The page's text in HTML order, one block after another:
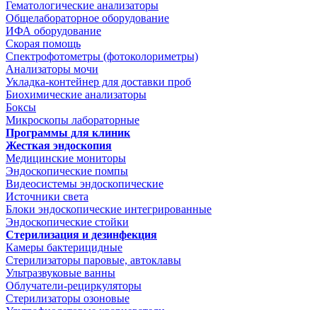
Гематологические анализаторы
Общелабораторное оборудование
ИФА оборудование
Скорая помощь
Спектрофотометры (фотоколориметры)
Анализаторы мочи
Укладка-контейнер для доставки проб
Биохимические анализаторы
Боксы
Микроскопы лабораторные
Программы для клиник
Жесткая эндоскопия
Медицинские мониторы
Эндоскопические помпы
Видеосистемы эндоскопические
Источники света
Блоки эндоскопические интегрированные
Эндоскопические стойки
Стерилизация и дезинфекция
Камеры бактерицидные
Стерилизаторы паровые, автоклавы
Ультразвуковые ванны
Облучатели-рециркуляторы
Стерилизаторы озоновые